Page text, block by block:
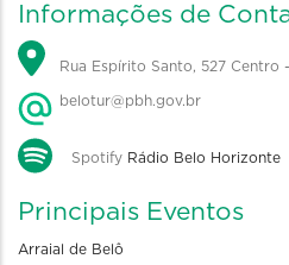
Informações de
Rua Espírito Santo, 527 Centro
belotur@pbh.gov.br
Spotify Rádio Belo Horizonte
Principais Eventos
Arraial de Belô